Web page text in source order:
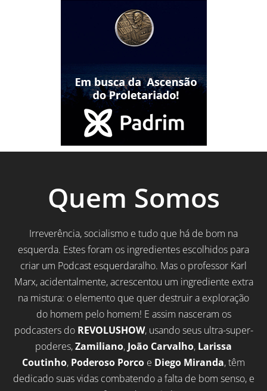
Quem Somos
Irreverência, socialismo e tudo que há de bom na
esquerda. Estes foram os ingredientes escolhidos para
criar um Podcast esquerdaralho. Mas o professor Karl
Marx, acidentalmente, acrescentou um ingrediente extra
na mistura: o elemento que quer destruir a exploração
do homem pelo homem! E assim nasceram os
podcasters do REVOLUSHOW, usando seus ultra-super-
poderes,Zamiliano, João Carvalho, Larissa
Coutinho, Poderoso Porco e Diego Miranda, têm
dedicado suas vidas combatendo a falta de bom senso, e